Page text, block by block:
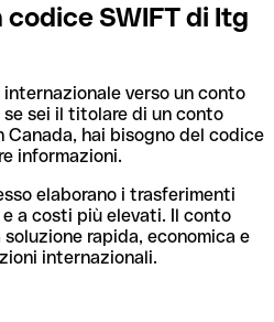
SWIFT di Itg
verso un conto
sei il titolare di un conto
Canada, hai bisogno del codice
informazioni.
elaborano i trasferimenti
a costi più elevati. Il conto
rapida, economica e
internazionali.